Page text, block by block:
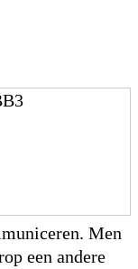
Men
een andere